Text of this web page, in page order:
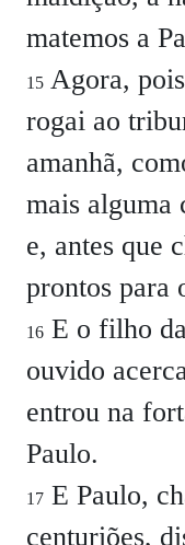
matemos a
15 Agora,
rogai ao
amanhã,
mais alguma
e, antes que
prontos para
16 E o filho
ouvido
entrou na
Paulo.
17 E Paulo,
centuriões,